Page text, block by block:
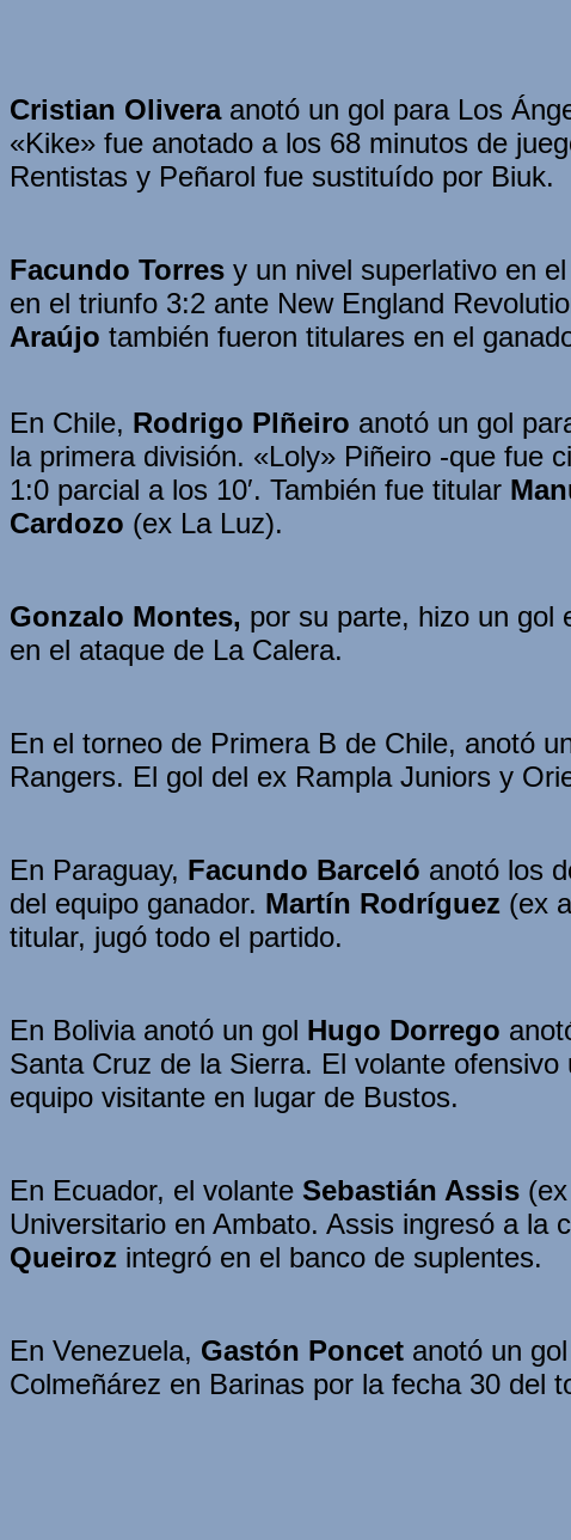
Cristian Oliveraanotó un gol para Los
«Kike» fue anotado a los 68 minutos de
Rentistas y Peñarol fue sustituído por Biuk.
Facundo Torres y un nivel superlativo en
en el triunfo 3:2 ante New England
Araújo también fueron titulares en el
En Chile, Rodrigo Plñeiro anotó un gol
la primera división. «Loly» Piñeiro -que fue
1:0 parcial a los 10′. También fue titular
Cardozo (ex La Luz).
Gonzalo Montes, por su parte, hizo un gol
en el ataque de La Calera.
En el torneo de Primera B de Chile, anotó
Rangers. El gol del ex Rampla Juniors y
En Paraguay, Facundo Barceló anotó los
del equipo ganador. Martín Rodríguez (ex
titular, jugó todo el partido.
En Bolivia anotó un gol Hugo Dorrego
Santa Cruz de la Sierra. El volante
equipo visitante en lugar de Bustos.
En Ecuador, el volante Sebastián Assis
Universitario en Ambato. Assis ingresó a la
Queiroz integró en el banco de suplentes.
En Venezuela, Gastón Poncet anotó un
Colmeñárez en Barinas por la fecha 30 del